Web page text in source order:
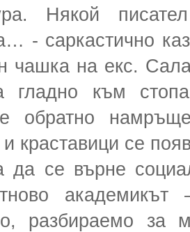
Някой
- саркастично
чашка на екс.
гладно към
обратно
краставици се
да се върне
разбираемо